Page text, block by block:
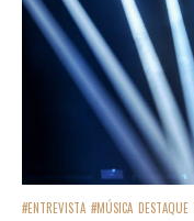
#ENTREVISTA #MÚSICA DESTAQUE